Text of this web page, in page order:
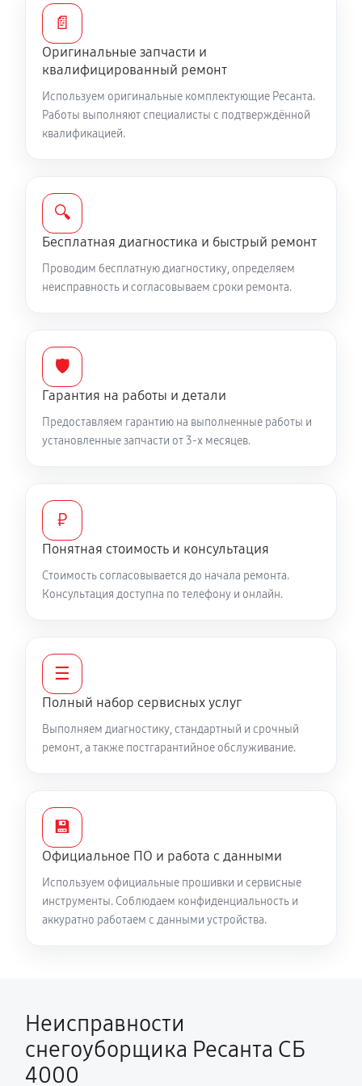
Замена расходных материалов карбюратора
900 руб 60 минут
Замена шины на колесном диске
Замена ремней снегоуборщика Ресанта СБ 4000
Смазка втулок снегоуборщика Ресанта СБ 4000
540 руб 60 минут
Замена цепи привода хода
1220 руб 60 минут
Замена (установка) срезного болта
590 руб 60 минут
Замена корпуса шнека
Смазка осей привода снегоуборщика Ресанта СБ
4000
1260 руб 60 минут
Замена сцепления снегоуборщика Ресанта СБ 4000
Замена подшипника колеса
Замена маховика снегоуборщика Ресанта СБ 4000
950 руб 60 минут
Ремонт втулок колес снегоуборщика Ресанта СБ
4000
2250 руб 60 минут
📄
Оригинальные запчасти и
квалифицированный ремонт
Используем оригинальные комплектующие Ресанта.
Работы выполняют специалисты с подтверждённой
квалификацией.
🔍
Бесплатная диагностика и быстрый ремонт
Проводим бесплатную диагностику, определяем
неисправность и согласовываем сроки ремонта.
🛡️
Гарантия на работы и детали
Предоставляем гарантию на выполненные работы и
установленные запчасти от 3-х месяцев.
₽
Понятная стоимость и консультация
Стоимость согласовывается до начала ремонта.
Консультация доступна по телефону и онлайн.
☰
Полный набор сервисных услуг
Выполняем диагностику, стандартный и срочный
ремонт, а также постгарантийное обслуживание.
💾
Официальное ПО и работа с данными
Используем официальные прошивки и сервисные
инструменты. Соблюдаем конфиденциальность и
аккуратно работаем с данными устройства.
Неисправности
снегоуборщика Ресанта СБ
4000